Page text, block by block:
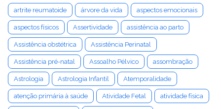
artrite reumatoide árvore da vida aspectos emocionais
aspectos físicos Assertividade assistência ao parto
Assistência obstétrica Assistência Perinatal
Assistência pré-natal Assoalho Pélvico assombração
Astrologia Astrologia Infantil Atemporalidade
atenção primária à saúde Atividade Fetal atividade física